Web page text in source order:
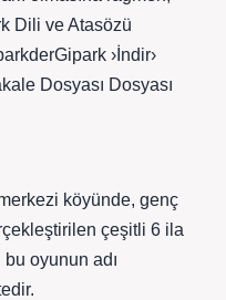
Dili ve Atasözü
›İndir›
Dosyası Dosyası
köyünde, genç
çeşitli 6 ila
oyunun adı